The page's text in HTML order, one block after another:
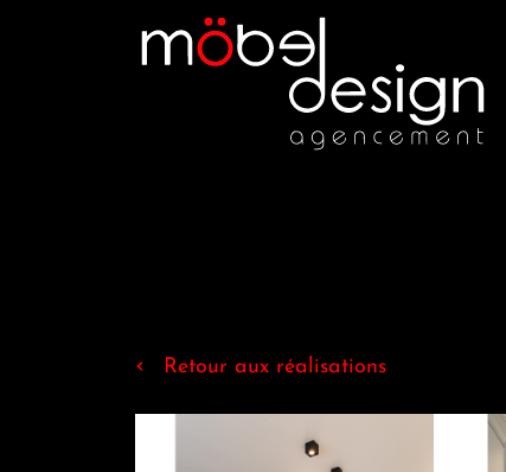
‹ Retour aux réalisations